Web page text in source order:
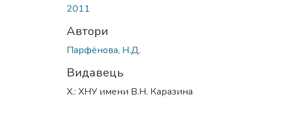
2011
Автори
Парфёнова, Н.Д.
Видавець
Х.: ХНУ имени В.Н. Каразина